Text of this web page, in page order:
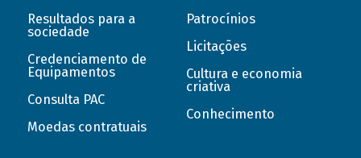
Resultados para a
sociedade
Credenciamento de
Equipamentos
Consulta PAC
Moedas contratuais
Patrocínios
Licitações
Cultura e economia
criativa
Conhecimento